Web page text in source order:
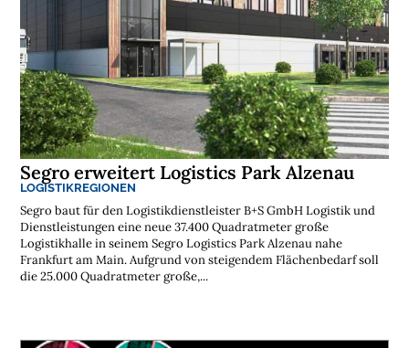
Segro erweitert Logistics Park Alzenau
LOGISTIKREGIONEN
Segro baut für den Logistikdienstleister B+S GmbH Logistik und
Dienstleistungen eine neue 37.400 Quadratmeter große
Logistikhalle in seinem Segro Logistics Park Alzenau nahe
Frankfurt am Main. Aufgrund von steigendem Flächenbedarf soll
die 25.000 Quadratmeter große,...